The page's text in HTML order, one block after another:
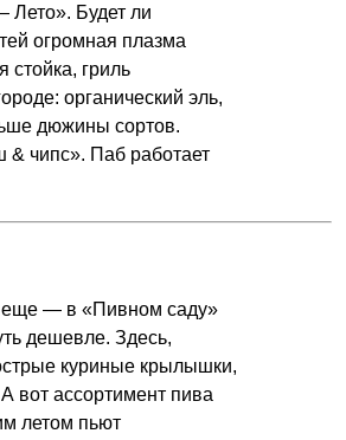
Будет ли
огромная плазма
стойка, гриль
органический эль,
дюжины сортов.
& чипс». Паб работает
еще — в «Пивном саду»
дешевле. Здесь,
куриные крылышки,
вот ассортимент пива
летом пьют